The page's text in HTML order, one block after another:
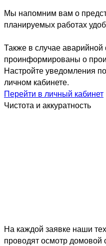
Мы напомним вам о
планируемых работах
Также в случае аварийной
проинформированы о
Настройте уведомления
личном кабинете.
Перейти в личный кабинет
Чистота и аккуратность
На каждой заявке наши
проводят осмотр